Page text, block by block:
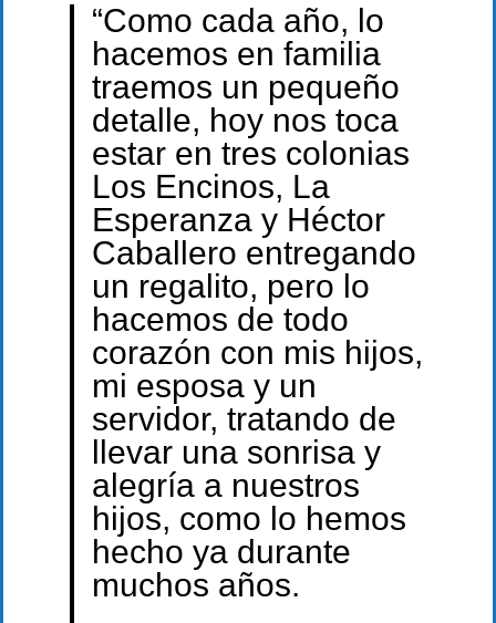
“Como cada año, lo
hacemos en familia
traemos un pequeño
detalle, hoy nos toca
estar en tres colonias
Los Encinos, La
Esperanza y Héctor
Caballero entregando
un regalito, pero lo
hacemos de todo
corazón con mis hijos,
mi esposa y un
servidor, tratando de
llevar una sonrisa y
alegría a nuestros
hijos, como lo hemos
hecho ya durante
muchos años.